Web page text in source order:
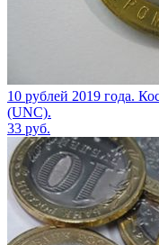
10 рублей 2019 года.
(UNC).
33 руб.